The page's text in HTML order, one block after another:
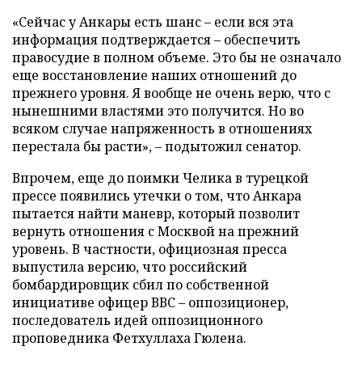
«Сейчас у Анкары есть шанс – если вся эта
информация подтверждается – обеспечить
правосудие в полном объеме. Это бы не означало
еще восстановление наших отношений до
прежнего уровня. Я вообще не очень верю, что с
нынешними властями это получится. Но во
всяком случае напряженность в отношениях
перестала бы расти», – подытожил сенатор.
Впрочем, еще до поимки Челика в турецкой
прессе появились утечки о том, что Анкара
пытается найти маневр, который позволит
вернуть отношения с Москвой на прежний
уровень. В частности, официозная пресса
выпустила версию, что российский
бомбардировщик сбил по собственной
инициативе офицер ВВС – оппозиционер,
последователь идей оппозиционного
проповедника Фетхуллаха Гюлена.